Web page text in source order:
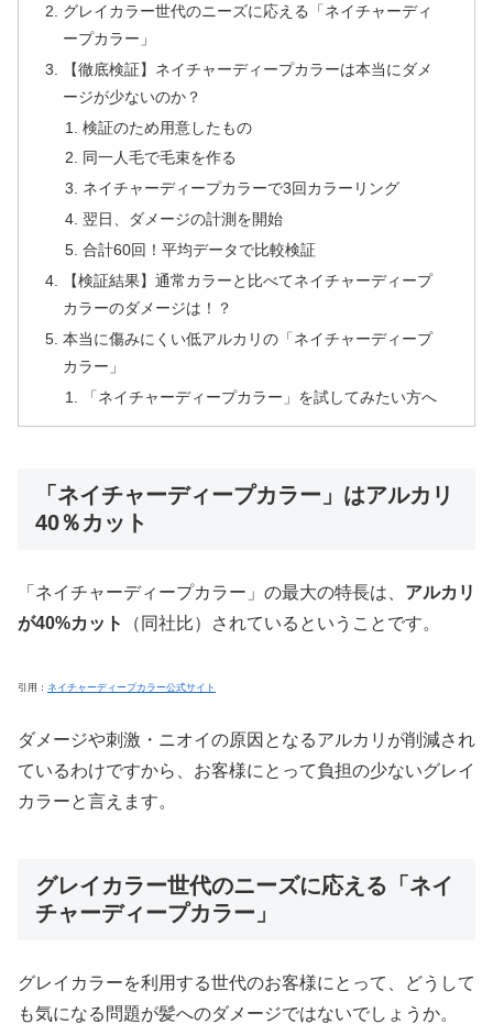
グレイカラー世代のニーズに応える「ネイチャーディ
ープカラー」
【徹底検証】ネイチャーディープカラーは本当にダメ
ージが少ないのか？
検証のため用意したもの
同一人毛で毛束を作る
ネイチャーディープカラーで3回カラーリング
翌日、ダメージの計測を開始
合計60回！平均データで比較検証
【検証結果】通常カラーと比べてネイチャーディープ
カラーのダメージは！？
本当に傷みにくい低アルカリの「ネイチャーディープ
カラー」
「ネイチャーディープカラー」を試してみたい方へ
「ネイチャーディープカラー」はアルカリ
40％カット
「ネイチャーディープカラー」の最大の特長は、 アルカリ
が40%カット
（同社比）されているということです。
引用： ネイチャーディープカラー公式サイト
ダメージや刺激・ニオイの原因となるアルカリが削減され
ているわけですから、お客様にとって負担の少ないグレイ
カラーと言えます。
グレイカラー世代のニーズに応える「ネイ
チャーディープカラー」
グレイカラーを利用する世代のお客様にとって、どうして
も気になる問題が髪へのダメージではないでしょうか。